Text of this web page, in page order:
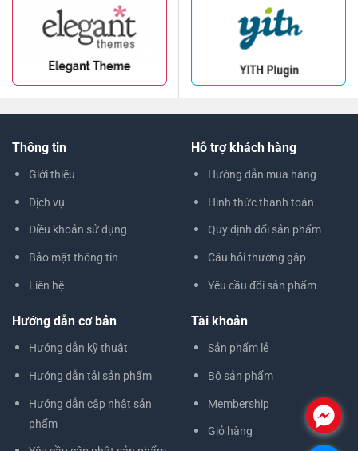
Thông tin
Giới thiệu
Dịch vụ
Điều khoản sử dụng
Bảo mật thông tin
Liên hệ
Hỗ trợ khách hàng
Hướng dẫn mua hàng
Hình thức thanh toán
Quy định đổi sản phẩm
Câu hỏi thường gặp
Yêu cầu đổi sản phẩm
Hướng dẫn cơ bản
Hướng dẫn kỹ thuật
Hướng dẫn tải sản phẩm
Hướng dẫn cập nhật sản
phẩm
Tài khoản
Sản phẩm lẻ
Bộ sản phẩm
Membership
Giỏ hàng
.